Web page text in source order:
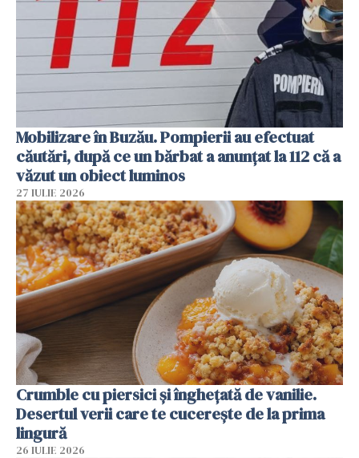
Mobilizare în Buzău. Pompierii au efectuat
căutări, după ce un bărbat a anunțat la 112 că a
văzut un obiect luminos
27 IULIE 2026
Crumble cu piersici și înghețată de vanilie.
Desertul verii care te cucerește de la prima
lingură
26 IULIE 2026